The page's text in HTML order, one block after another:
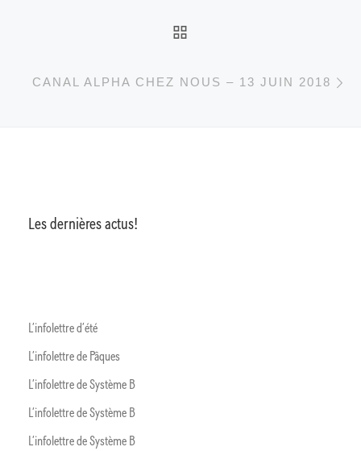
CANAL ALPHA CHEZ NOUS – 13 JUIN 2018
Les dernières actus!
L’infolettre d’été
L’infolettre de Pâques
L’infolettre de Système B
L’infolettre de Système B
L’infolettre de Système B